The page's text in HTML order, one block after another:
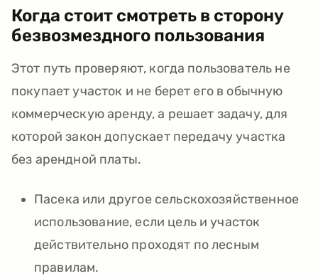
Когда стоит смотреть в сторону
безвозмездного пользования
Этот путь проверяют, когда пользователь не
покупает участок и не берет его в обычную
коммерческую аренду, а решает задачу, для
которой закон допускает передачу участка
без арендной платы.
Пасека или другое сельскохозяйственное
использование, если цель и участок
действительно проходят по лесным
правилам.